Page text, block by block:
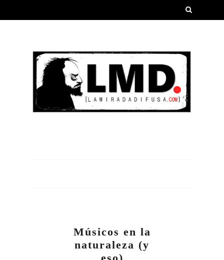
Músicos en la
naturaleza (y